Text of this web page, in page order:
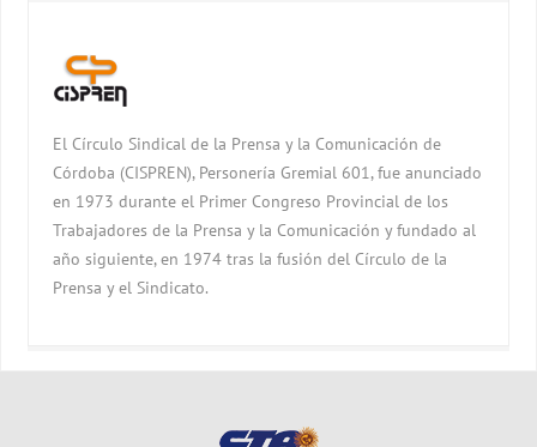
El Círculo Sindical de la Prensa y la Comunicación de
Córdoba (CISPREN), Personería Gremial 601, fue anunciado
en 1973 durante el Primer Congreso Provincial de los
Trabajadores de la Prensa y la Comunicación y fundado al
año siguiente, en 1974 tras la fusión del Círculo de la
Prensa y el Sindicato.